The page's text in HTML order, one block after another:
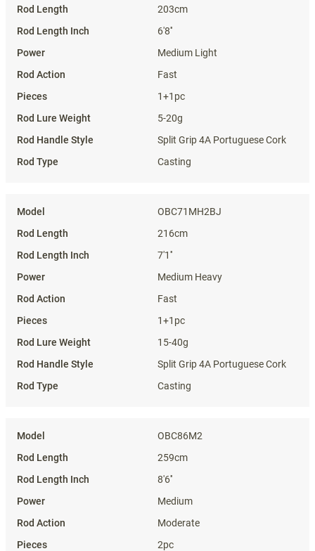
203cm
6'8''
Medium Light
Fast
1+1pc
5-20g
Split Grip 4A Portuguese Cork
Casting
OBC71MH2BJ
216cm
7'1''
Medium Heavy
Fast
1+1pc
15-40g
Split Grip 4A Portuguese Cork
Casting
OBC86M2
259cm
8'6''
Medium
Moderate
2pc